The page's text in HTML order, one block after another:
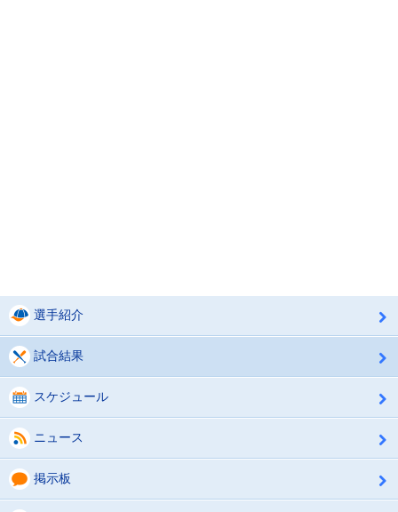
選手紹介
試合結果
スケジュール
ニュース
掲示板